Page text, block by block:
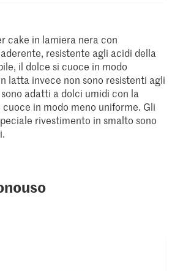
cake in lamiera nera con
resistente agli acidi della
il dolce si cuoce in modo
latta invece non sono resistenti agli
adatti a dolci umidi con la
cuoce in modo meno uniforme. Gli
rivestimento in smalto sono